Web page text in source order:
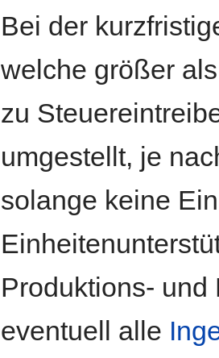
Bei der
welche größer
zu
umgestellt, je
solange keine
Produktions-
eventuell alle